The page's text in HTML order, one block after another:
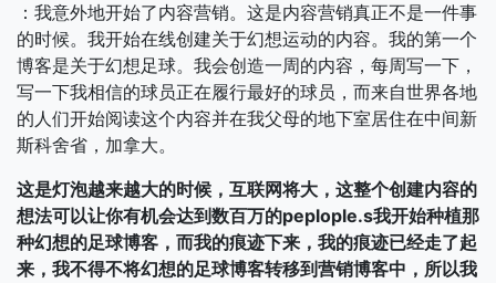
：我意外地开始了内容营销。这是内容营销真正不是一件事
的时候。我开始在线创建关于幻想运动的内容。我的第一个
博客是关于幻想足球。我会创造一周的内容，每周写一下，
写一下我相信的球员正在履行最好的球员，而来自世界各地
的人们开始阅读这个内容并在我父母的地下室居住在中间新
斯科舍省，加拿大。
这是灯泡越来越大的时候，互联网将大，这整个创建内容的
想法可以让你有机会达到数百万的peplople.s我开始种植那
种幻想的足球博客，而我的痕迹下来，我的痕迹已经走了起
来，我不得不将幻想的足球博客转移到营销博客中，所以我